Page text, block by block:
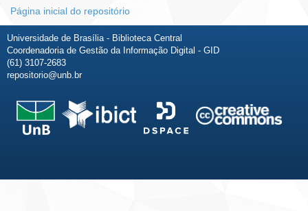
Página inicial do repositório
Universidade de Brasília - Biblioteca Central
Coordenadoria de Gestão da Informação Digital - GID
(61) 3107-2683
repositorio@unb.br